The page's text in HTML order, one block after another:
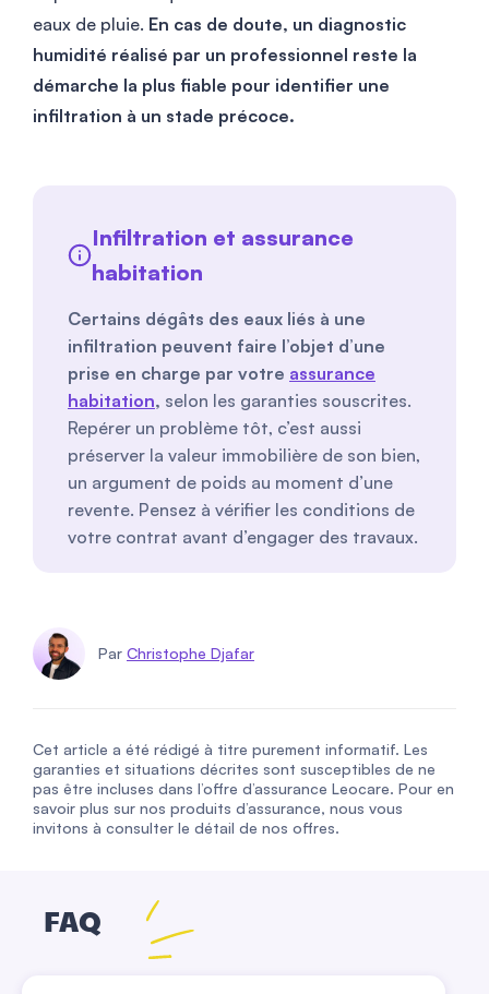
eaux de pluie. En cas de doute, un diagnostic
humidité réalisé par un professionnel reste la
démarche la plus fiable pour identifier une
infiltration à un stade précoce.
Infiltration et assurance
habitation
Certains dégâts des eaux liés à une
infiltration peuvent faire l’objet d’une
prise en charge par votre assurance
habitation, selon les garanties souscrites.
Repérer un problème tôt, c’est aussi
préserver la valeur immobilière de son bien,
un argument de poids au moment d’une
revente. Pensez à vérifier les conditions de
votre contrat avant d’engager des travaux.
Par Christophe Djafar
Cet article a été rédigé à titre purement informatif. Les
garanties et situations décrites sont susceptibles de ne
pas être incluses dans l’offre d’assurance Leocare. Pour en
savoir plus sur nos produits d’assurance, nous vous
invitons à consulter le détail de nos offres.
FAQ